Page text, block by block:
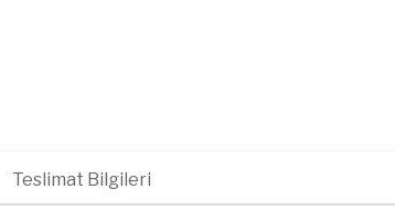
Teslimat Bilgileri